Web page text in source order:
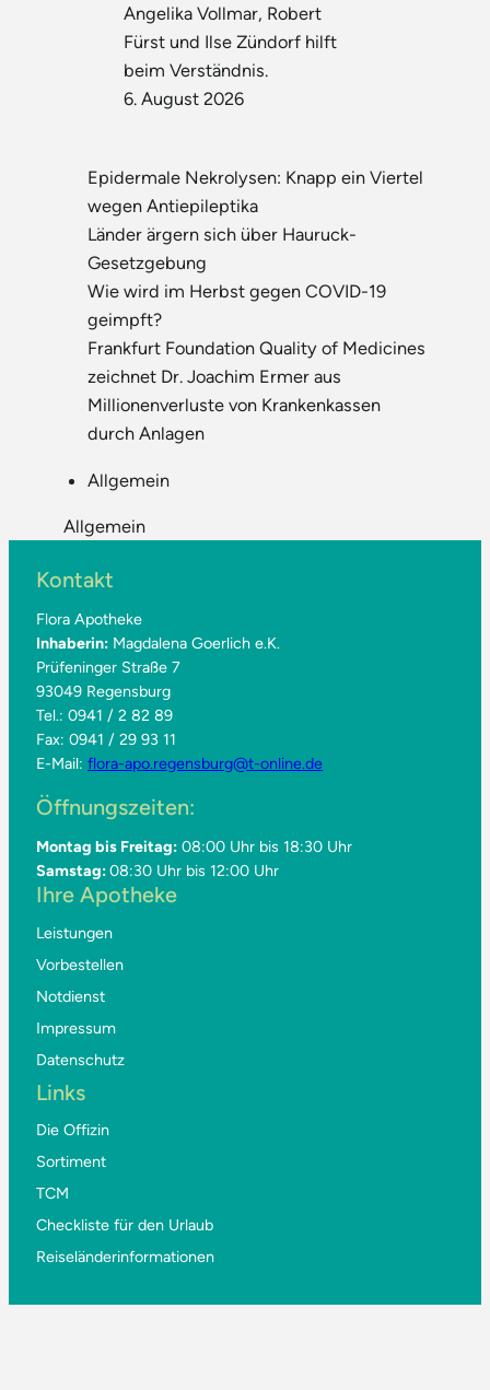
Angelika Vollmar, Robert
Fürst und Ilse Zündorf hilft
beim Verständnis.
6. August 2026
Epidermale Nekrolysen: Knapp ein Viertel
wegen Antiepileptika
Länder ärgern sich über Hauruck-
Gesetzgebung
Wie wird im Herbst gegen COVID-19
geimpft?
Frankfurt Foundation Quality of Medicines
zeichnet Dr. Joachim Ermer aus
Millionenverluste von Krankenkassen
durch Anlagen
Allgemein
Allgemein
Kontakt
Flora Apotheke
Inhaberin: Magdalena Goerlich e.K.
Prüfeninger Straße 7
93049 Regensburg
Tel.: 0941 / 2 82 89
Fax: 0941 / 29 93 11
E-Mail:flora-apo.regensburg@t-online.de
Öffnungszeiten:
Montag bis Freitag: 08:00 Uhr bis 18:30 Uhr
Samstag:08:30 Uhr bis 12:00 Uhr
Ihre Apotheke
Leistungen
Vorbestellen
Notdienst
Impressum
Datenschutz
Links
Die Offizin
Sortiment
TCM
Checkliste für den Urlaub
Reiseländerinformationen